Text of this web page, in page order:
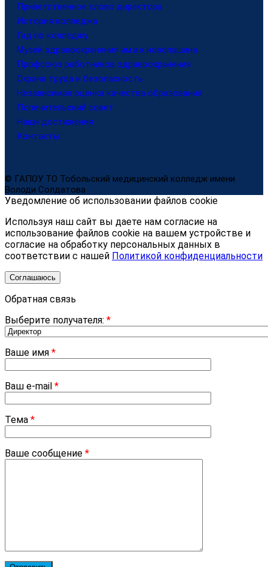
Приветственное слово директора
История колледжа
Гид по колледжу
Музей здравоохранения им.а.к.новопашина
Профсоюз работников здравоохранения
Охрана труда и безопасность
Независимая оценка качества образования
Попечительский совет
Наши достижения
Контакты
© ГАПОУ ТО Тобольский медицинский колледж имени
Володи Солдатова
Уведомление об использовании файлов cookie
Используя наш сайт вы даете нам согласие на
использование файлов cookie на вашем устройстве и
согласие на обработку персональных данных в
соответствии с нашей Политикой конфиденциальности
Соглашаюсь
Обратная связь
Выберите получателя: *
Ваше имя *
Ваш e-mail *
Тема *
Ваше сообщение *